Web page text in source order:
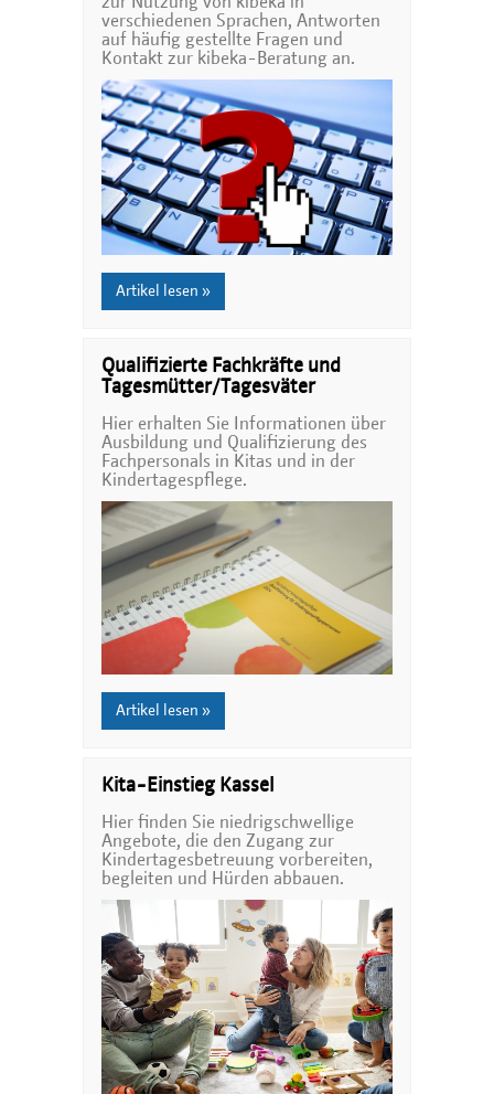
verschiedenen Sprachen, Antworten
auf häufig gestellte Fragen und
Kontakt zur kibeka-Beratung an.
Artikel lesen »
Qualifizierte Fachkräfte und
Tagesmütter/Tagesväter
Hier erhalten Sie Informationen über
Ausbildung und Qualifizierung des
Fachpersonals in Kitas und in der
Kindertagespflege.
Artikel lesen »
Kita-Einstieg Kassel
Hier finden Sie niedrigschwellige
Angebote, die den Zugang zur
Kindertagesbetreuung vorbereiten,
begleiten und Hürden abbauen.